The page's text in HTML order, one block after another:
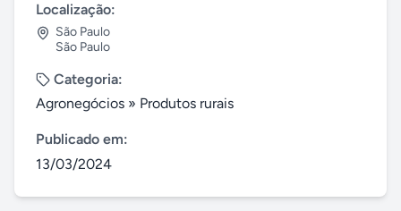
Localização:
São Paulo
São Paulo
Categoria:
Agronegócios » Produtos rurais
Publicado em:
13/03/2024